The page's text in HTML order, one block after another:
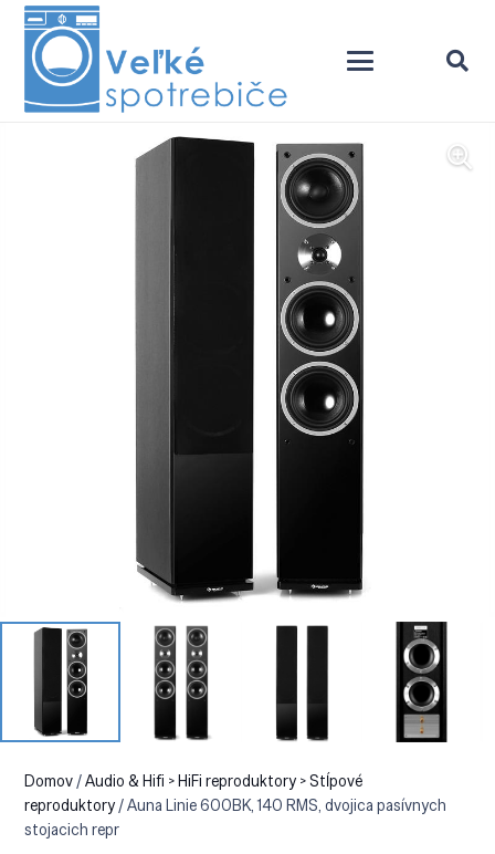
Domov/Audio & Hifi > HiFi reproduktory > Stĺpové
reproduktory/ Auna Linie 600BK, 140 RMS, dvojica pasívnych
stojacich repr